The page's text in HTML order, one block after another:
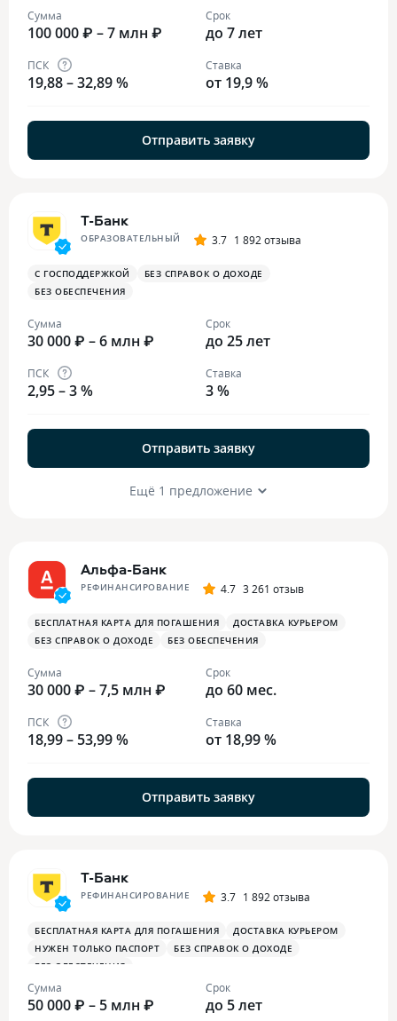
Сумма
100 000 ₽ – 7 млн ₽
Срок
до 7 лет
ПСК
19,88 – 32,89 %
Ставка
от 19,9 %
Отправить заявку
Т-Банк
ОБРАЗОВАТЕЛЬНЫЙ 3.7 1 892 отзыва
С ГОСПОДДЕРЖКОЙ
БЕЗ СПРАВОК О ДОХОДЕ
БЕЗ ОБЕСПЕЧЕНИЯ
Сумма
30 000 ₽ – 6 млн ₽
Срок
до 25 лет
ПСК
2,95 – 3 %
Ставка
3 %
Отправить заявку
Ещё 1 предложение
Альфа-Банк
РЕФИНАНСИРОВАНИЕ 4.7 3 261 отзыв
БЕСПЛАТНАЯ КАРТА ДЛЯ ПОГАШЕНИЯ
ДОСТАВКА КУРЬЕРОМ
БЕЗ СПРАВОК О ДОХОДЕ
БЕЗ ОБЕСПЕЧЕНИЯ
Сумма
30 000 ₽ – 7,5 млн ₽
Срок
до 60 мес.
ПСК
18,99 – 53,99 %
Ставка
от 18,99 %
Отправить заявку
Т-Банк
РЕФИНАНСИРОВАНИЕ 3.7 1 892 отзыва
БЕСПЛАТНАЯ КАРТА ДЛЯ ПОГАШЕНИЯ
ДОСТАВКА КУРЬЕРОМ
НУЖЕН ТОЛЬКО ПАСПОРТ
БЕЗ СПРАВОК О ДОХОДЕ
БЕЗ ОБЕСПЕЧЕНИЯ
Сумма
50 000 ₽ – 5 млн ₽
Срок
до 5 лет